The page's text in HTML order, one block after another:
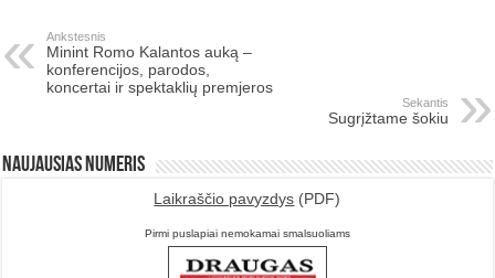
Ankstesnis
Minint Romo Kalantos auką –
konferencijos, parodos,
koncertai ir spektaklių premjeros
Sekantis
Sugrįžtame šokiu
Naujausias numeris
Laikraščio pavyzdys (PDF)
Pirmi puslapiai nemokamai smalsuoliams